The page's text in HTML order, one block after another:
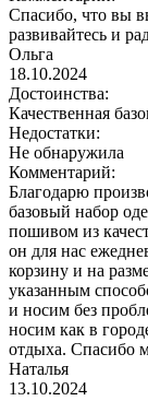
Спасибо, что вы
развивайтесь и
Ольга
18.10.2024
Достоинства:
Качественная
Недостатки:
Не обнаружила
Комментарий:
Благодарю
базовый набор
пошивом из
он для нас
корзину и на
указанным
и носим без
носим как в
отдыха. Спасибо
Наталья
13.10.2024